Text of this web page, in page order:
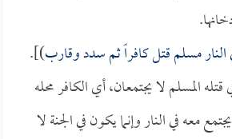
النار مسلم قتل كافراً ثم سدد وقارب)].
المسلم لا يجتمعان، أي الكافر محله
معه في النار وإنما يكون في الجنة لا